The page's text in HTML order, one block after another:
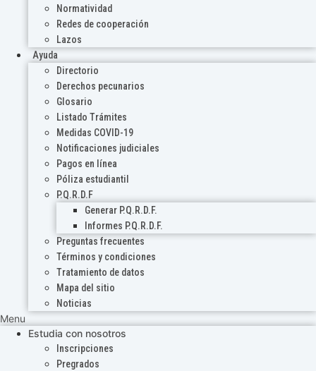
Normatividad
Redes de cooperación
Lazos
Ayuda
Directorio
Derechos pecunarios
Glosario
Listado Trámites
Medidas COVID-19
Notificaciones judiciales
Pagos en línea
Póliza estudiantil
P.Q.R.D.F
Generar P.Q.R.D.F.
Informes P.Q.R.D.F.
Preguntas frecuentes
Términos y condiciones
Tratamiento de datos
Mapa del sitio
Noticias
Menu
Estudia con nosotros
Inscripciones
Pregrados